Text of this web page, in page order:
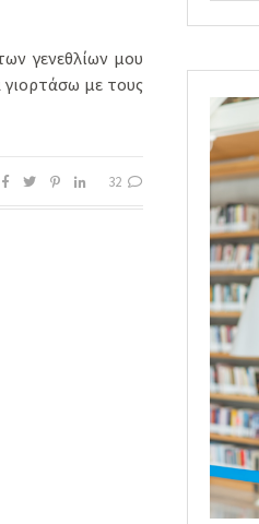
γενεθλίων μου
γιορτάσω με τους
32